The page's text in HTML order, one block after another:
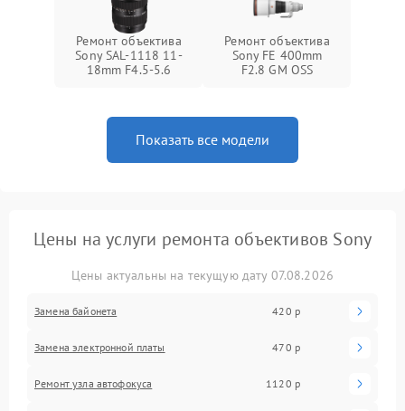
Ремонт объектива
Sony SAL-1118 11-
18mm F4.5-5.6
Ремонт объектива
Sony FE 400mm
F2.8 GM OSS
Показать все модели
Цены на услуги ремонта объективов Sony
Цены актуальны на текущую дату 07.08.2026
Замена байонета 420 р
Замена электронной платы 470 р
Ремонт узла автофокуса 1120 р